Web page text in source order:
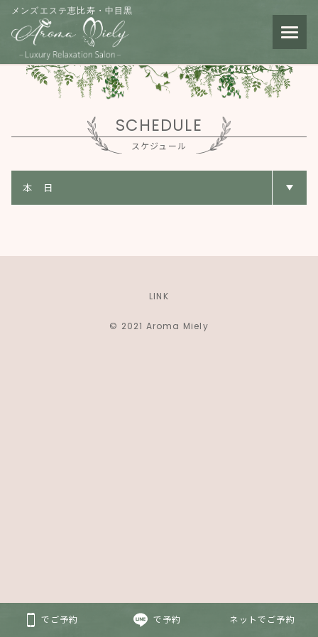
メンズエステ恵比寿・中目黒
SCHEDULE
スケジュール
LINK
© 2021 Aroma Miely
でご予約 で予約 ネットでご予約